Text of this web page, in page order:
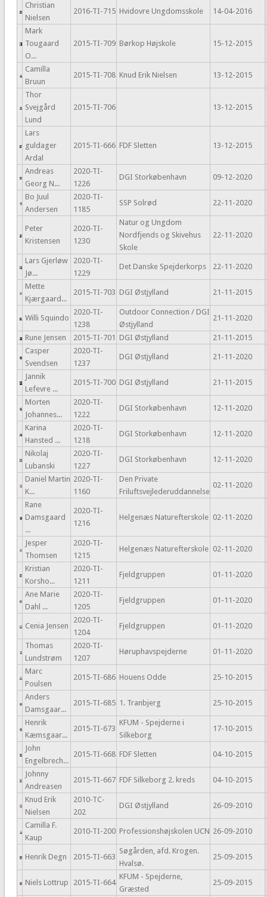
Christian
Nielsen
2016-TI-715 Hvidovre Ungdomsskole 14-04-2016
Mark
Tougaard
O...
2015-TI-709 Børkop Højskole 15-12-2015
Camilla
Bruun
2015-TI-708 Knud Erik Nielsen 13-12-2015
Thor
Svejgård
Lund
2015-TI-706 13-12-2015
Lars
guldager
Ardal
2015-TI-666 FDF Sletten 13-12-2015
Andreas
Georg N...
2020-TI-
1226
DGI Storkøbenhavn 09-12-2020
Bo Juul
Andersen
2020-TI-
1185
SSP Solrød 22-11-2020
Peter
Kristensen
2020-TI-
1230
Natur og Ungdom
Nordfjends og Skivehus
Skole
22-11-2020
Lars Gjerløw
Jø...
2020-TI-
1229
Det Danske Spejderkorps 22-11-2020
Mette
Kjærgaard...
2015-TI-703 DGI Østjylland 21-11-2015
Willi Squindo
2020-TI-
1238
Outdoor Connection / DGI
Østjylland
21-11-2020
Rune Jensen 2015-TI-701 DGI Østjylland
21-11-2015
Casper
Svendsen
2020-TI-
1237
DGI Østjylland 21-11-2020
Jannik
Lefevre ...
2015-TI-700 DGI Østjylland 21-11-2015
Morten
Johannes...
2020-TI-
1222
DGI Storkøbenhavn 12-11-2020
Karina
Hansted ...
2020-TI-
1218
DGI Storkøbenhavn 12-11-2020
Nikolaj
Lubanski
2020-TI-
1227
DGI Storkøbenhavn 12-11-2020
Daniel Martin
K...
2020-TI-
1160
Den Private
Friluftsvejlederuddannelse
02-11-2020
Rane
Damsgaard
...
2020-TI-
1216
Helgenæs Naturefterskole 02-11-2020
Jesper
Thomsen
2020-TI-
1215
Helgenæs Naturefterskole 02-11-2020
Kristian
Korsho...
2020-TI-
1211
Fjeldgruppen 01-11-2020
Ane Marie
Dahl ...
2020-TI-
1205
Fjeldgruppen 01-11-2020
Cenia Jensen
2020-TI-
1204
Fjeldgruppen 01-11-2020
Thomas
Lundstrøm
2020-TI-
1207
Høruphavspejderne 01-11-2020
Marc
Poulsen
2015-TI-686 Houens Odde 25-10-2015
Anders
Damsgaar...
2015-TI-685 1. Tranbjerg 25-10-2015
Henrik
Kæmsgaar...
2015-TI-673
KFUM - Spejderne i
Silkeborg
17-10-2015
John
Engelbrech...
2015-TI-668 FDF Sletten 04-10-2015
Johnny
Andreasen
2015-TI-667 FDF Silkeborg 2. kreds 04-10-2015
Knud Erik
Nielsen
2010-TC-
202
DGI Østjylland 26-09-2010
Camilla F.
Kaup
2010-TI-200 Professionshøjskolen UCN 26-09-2010
Henrik Degn 2015-TI-663
Søgården, afd. Krogen.
Hvalsø.
25-09-2015
Niels Lottrup 2015-TI-664
KFUM - Spejderne,
Græsted
25-09-2015